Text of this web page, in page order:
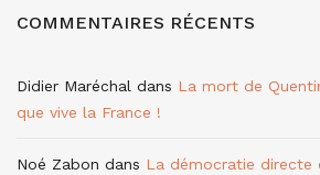
COMMENTAIRES RÉCENTS
Didier Maréchal dans La mort de
que vive la France !
Noé Zabon dans La démocratie directe